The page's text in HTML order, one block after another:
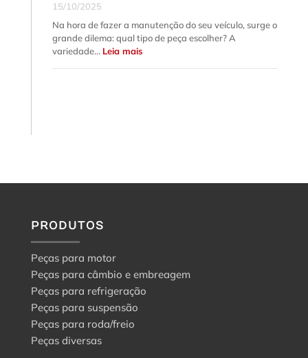
15/10/2025
Na hora de fazer a manutenção do seu veículo, surge o
grande dilema: qual tipo de peça escolher? A
variedade… Leia mais:
Peça
genuína,
PRODUTOS
Peças para motor
Peças para câmbio e embreagem
Peças para refrigeração
Peças para suspensão
Peças para roda/freio
Peças diversas